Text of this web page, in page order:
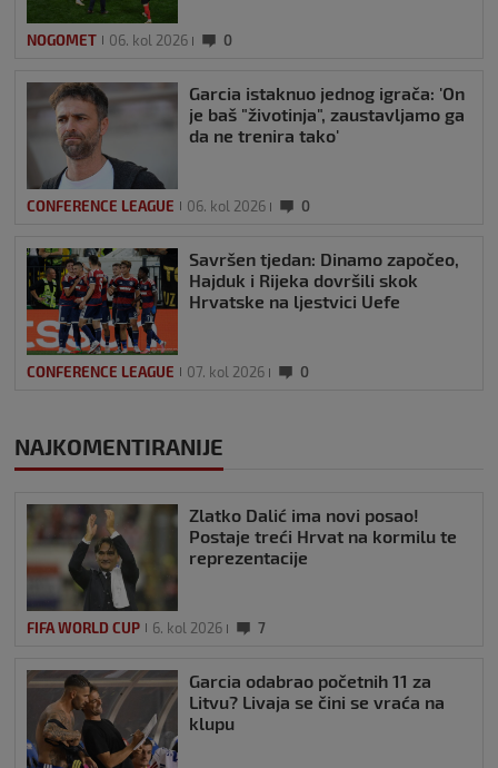
NOGOMET 06. kol 2026 0
Garcia istaknuo jednog igrača: 'On
je baš "životinja", zaustavljamo ga
da ne trenira tako'
CONFERENCE LEAGUE 06. kol 2026 0
Savršen tjedan: Dinamo započeo,
Hajduk i Rijeka dovršili skok
Hrvatske na ljestvici Uefe
CONFERENCE LEAGUE 07. kol 2026 0
NAJKOMENTIRANIJE
Zlatko Dalić ima novi posao!
Postaje treći Hrvat na kormilu te
reprezentacije
FIFA WORLD CUP 6. kol 2026 7
Garcia odabrao početnih 11 za
Litvu? Livaja se čini se vraća na
klupu